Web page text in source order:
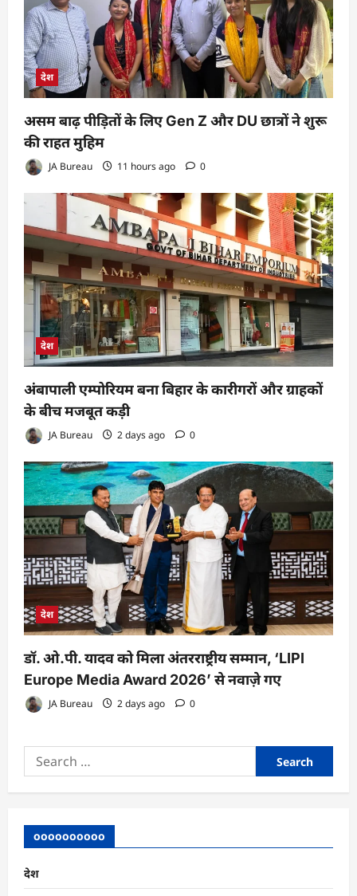
देश
असम बाढ़ पीड़ितों के लिए Gen Z और DU छात्रों ने शुरू
की राहत मुहिम
JA Bureau 11 hours ago 0
देश
अंबापाली एम्पोरियम बना बिहार के कारीगरों और ग्राहकों
के बीच मजबूत कड़ी
JA Bureau 2 days ago 0
देश
डॉ. ओ.पी. यादव को मिला अंतरराष्ट्रीय सम्मान, ‘LIPI
Europe Media Award 2026’ से नवाज़े गए
JA Bureau 2 days ago 0
Search
for:
oooooooooo
देश